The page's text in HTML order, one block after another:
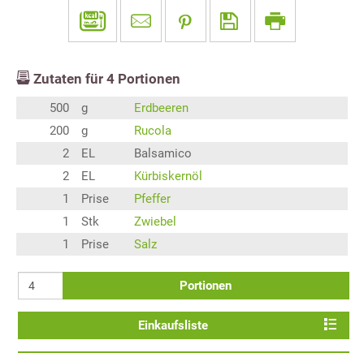
Zutaten für 4 Portionen
500 g
Erdbeeren
200
g
Rucola
2
EL
Balsamico
2
EL
Kürbiskernöl
1
Prise
Pfeffer
1
Stk
Zwiebel
1
Prise Salz
Portionen
Einkaufsliste